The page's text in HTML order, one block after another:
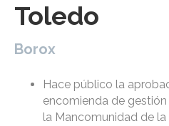
Toledo
Borox
Hace público la
encomienda de
la Mancomunidad de la